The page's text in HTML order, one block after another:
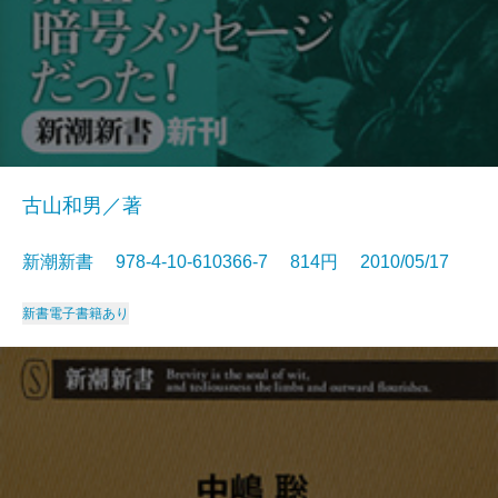
古山和男／著
新潮新書 978-4-10-610366-7 814円 2010/05/17
新書電子書籍あり